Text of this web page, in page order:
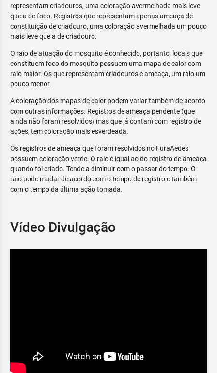
representam criadouros, uma coloração avermelhada mais leve
que a de foco. Registros que representam apenas ameaça de
constituição de criadouro, uma coloração avermelhada um pouco
mais leve que a de criadouro.
O raio de atuação do mosquito é conhecido, portanto, locais que
constituem foco do mosquito possuem uma mapa de calor com
raio maior. Os que representam criadouros e ameaça, um raio um
pouco menor.
A coloração dos mapas de calor podem variar também de acordo
com outras informações. Registros de ameaça pendente (que
ainda não foram resolvidos) mas que já contam com registro de
ações, tem coloração mais esverdeada.
Os registros de ameaça que foram resolvidos no FuraAedes
possuem coloração verde. O raio é igual ao do registro de ameaça
quando foi criado. Tende a diminuir com o passar do tempo. O
raio pode mudar de acordo com o tempo de registro e também
com o tempo da última ação tomada.
Vídeo Divulgação